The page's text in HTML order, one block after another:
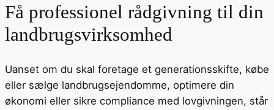
Få professionel rådgivning til din
landbrugsvirksomhed
Uanset om du skal foretage et generationsskifte, købe
eller sælge landbrugsejendomme, optimere din
økonomi eller sikre compliance med lovgivningen, står